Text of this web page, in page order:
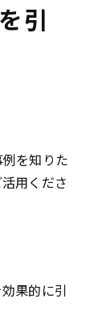
引
を知りた
用くださ
果的に引